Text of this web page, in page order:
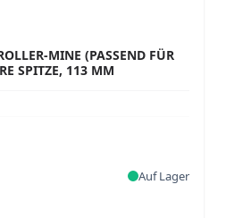
MINE (PASSEND FÜR
SPITZE, 113 MM
Auf Lager